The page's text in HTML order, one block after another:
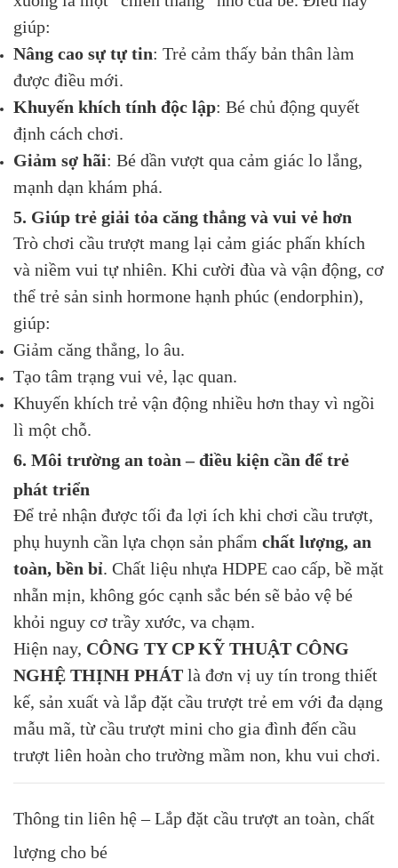
giúp:
Nâng cao sự tự tin: Trẻ cảm thấy bản thân làm
được điều mới.
Khuyến khích tính độc lập: Bé chủ động quyết
định cách chơi.
Giảm sợ hãi: Bé dần vượt qua cảm giác lo lắng,
mạnh dạn khám phá.
5. Giúp trẻ giải tỏa căng thẳng và vui vẻ hơn
Trò chơi cầu trượt mang lại cảm giác phấn khích
và niềm vui tự nhiên. Khi cười đùa và vận động, cơ
thể trẻ sản sinh hormone hạnh phúc (endorphin),
giúp:
Giảm căng thẳng, lo âu.
Tạo tâm trạng vui vẻ, lạc quan.
Khuyến khích trẻ vận động nhiều hơn thay vì ngồi
lì một chỗ.
6. Môi trường an toàn – điều kiện cần để trẻ
phát triển
Để trẻ nhận được tối đa lợi ích khi chơi cầu trượt,
phụ huynh cần lựa chọn sản phẩm chất lượng, an
toàn, bền bỉ. Chất liệu nhựa HDPE cao cấp, bề mặt
nhẵn mịn, không góc cạnh sắc bén sẽ bảo vệ bé
khỏi nguy cơ trầy xước, va chạm.
Hiện nay, CÔNG TY CP KỸ THUẬT CÔNG
NGHỆ THỊNH PHÁT là đơn vị uy tín trong thiết
kế, sản xuất và lắp đặt cầu trượt trẻ em với đa dạng
mẫu mã, từ cầu trượt mini cho gia đình đến cầu
trượt liên hoàn cho trường mầm non, khu vui chơi.
Thông tin liên hệ – Lắp đặt cầu trượt an toàn, chất
lượng cho bé